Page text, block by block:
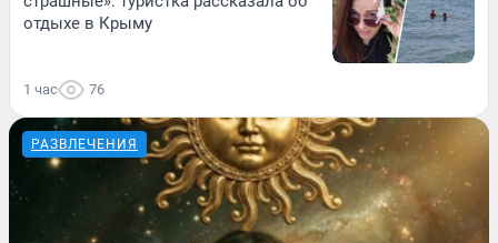
отдыхе в Крыму
1 час 76
РАЗВЛЕЧЕНИЯ